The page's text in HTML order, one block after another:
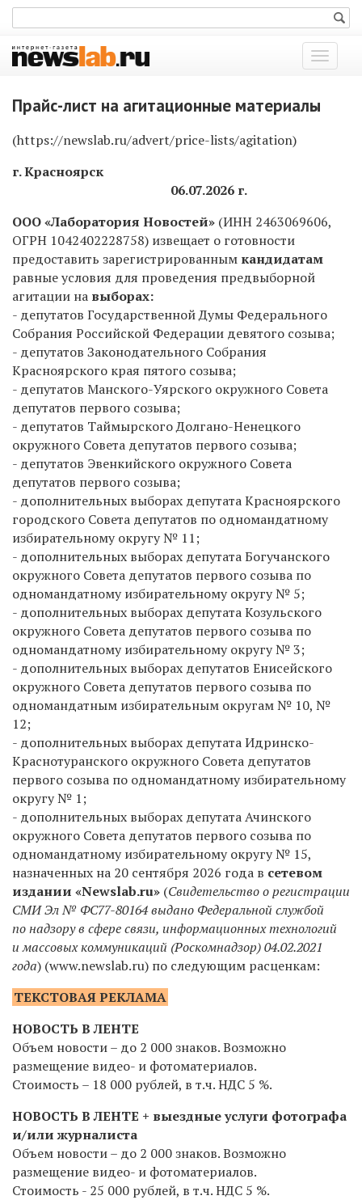
Показать
меню
Прайс-лист на агитационные материалы
(https://newslab.ru/advert/price-lists/agitation)
г. Красноярск
06.07.2026 г.
ООО «Лаборатория Новостей» (ИНН 2463069606,
ОГРН 1042402228758) извещает о готовности
предоставить зарегистрированным кандидатам
равные условия для проведения предвыборной
агитации на выборах:
- депутатов Государственной Думы Федерального
Собрания Российской Федерации девятого созыва;
- депутатов Законодательного Собрания
Красноярского края пятого созыва;
- депутатов Манского-Уярского окружного Совета
депутатов первого созыва;
- депутатов Таймырского Долгано-Ненецкого
окружного Совета депутатов первого созыва;
- депутатов Эвенкийского окружного Совета
депутатов первого созыва;
- дополнительных выборах депутата Красноярского
городского Совета депутатов по одномандатному
избирательному округу № 11;
- дополнительных выборах депутата Богучанского
окружного Совета депутатов первого созыва по
одномандатному избирательному округу № 5;
- дополнительных выборах депутата Козульского
окружного Совета депутатов первого созыва по
одномандатному избирательному округу № 3;
- дополнительных выборах депутатов Енисейского
окружного Совета депутатов первого созыва по
одномандатным избирательным округам № 10, №
12;
- дополнительных выборах депутата Идринско-
Краснотуранского окружного Совета депутатов
первого созыва по одномандатному избирательному
округу № 1;
- дополнительных выборах депутата Ачинского
окружного Совета депутатов первого созыва по
одномандатному избирательному округу № 15,
назначенных на 20 сентября 2026 года в сетевом
издании «Newslab.ru» (Свидетельство о регистрации
СМИ Эл № ФС77-80164 выдано Федеральной службой
по надзору в сфере связи, информационных технологий
и массовых коммуникаций (Роскомнадзор) 04.02.2021
года) (www.newslab.ru) по следующим расценкам:
ТЕКСТОВАЯ РЕКЛАМА
НОВОСТЬ В ЛЕНТЕ
Объем новости – до 2 000 знаков. Возможно
размещение видео- и фотоматериалов.
Стоимость – 18 000 рублей, в т.ч. НДС 5 %.
НОВОСТЬ В ЛЕНТЕ + выездные услуги фотографа
и/или журналиста
Объем новости – до 2 000 знаков. Возможно
размещение видео- и фотоматериалов.
Стоимость - 25 000 рублей, в т.ч. НДС 5 %.